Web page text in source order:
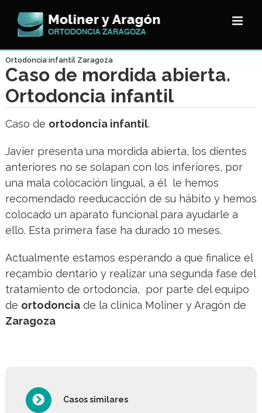
contenido
Ortodoncia infantil Zaragoza
Caso de mordida abierta.
Ortodoncia infantil
Caso de ortodoncia infantil.
Javier presenta una mordida abierta, los dientes
anteriores no se solapan con los inferiores, por
una mala colocación lingual, a él le hemos
recomendado reeducacción de su hábito y hemos
colocado un aparato funcional para ayudarle a
ello. Esta primera fase ha durado 10 meses.
Actualmente estamos esperando a que finalice el
recambio dentario y realizar una segunda fase del
tratamiento de ortodoncia, por parte del equipo
de ortodonciade la clínica Moliner y Aragón de
Zaragoza
Casos similares